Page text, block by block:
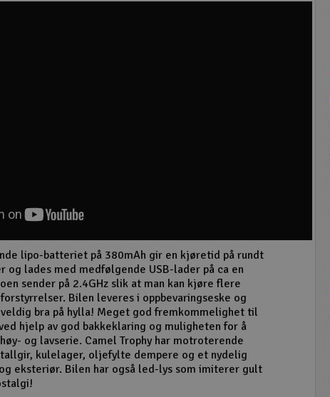
lipo-batteriet på 380mAh gir en kjøretid på rundt
og lades med medfølgende USB-lader på ca en
sender på 2.4GHz slik at man kan kjøre flere
Bilen leveres i oppbevaringseske og
bra på hylla! Meget god fremkommelighet til
hjelp av god bakkeklaring og muligheten for å
og lavserie. Camel Trophy har motroterende
kulelager, oljefylte dempere og et nydelig
eksteriør. Bilen har også led-lys som imiterer gult